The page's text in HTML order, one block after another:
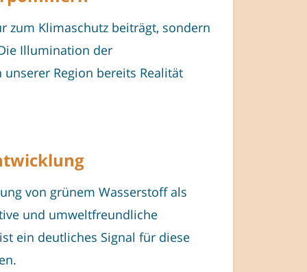
zum Klimaschutz beiträgt, sondern
Illumination der
Region bereits Realität
von grünem Wasserstoff als
und umweltfreundliche
ein deutliches Signal für diese